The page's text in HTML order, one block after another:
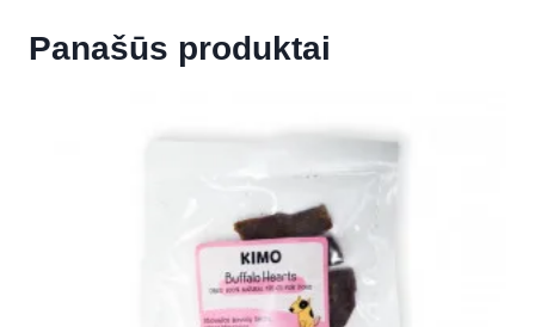
Panašūs produktai